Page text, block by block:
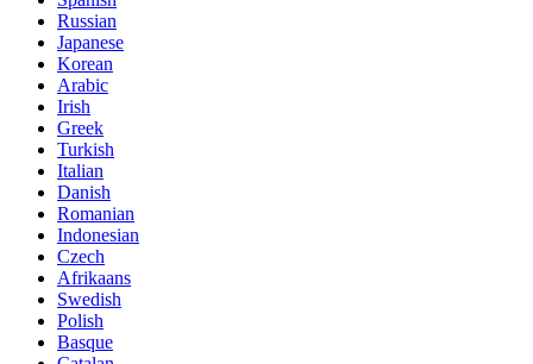
Russian
Japanese
Korean
Arabic
Irish
Greek
Turkish
Italian
Danish
Romanian
Indonesian
Czech
Afrikaans
Swedish
Polish
Basque